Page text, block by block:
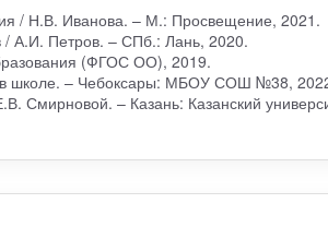
/ Н.В. Иванова. – М.: Просвещение, 2021.
/ А.И. Петров. – СПб.: Лань, 2020.
(ФГОС ОО), 2019.
в школе. – Чебоксары: МБОУ СОШ №38,
Смирновой. – Казань: Казанский